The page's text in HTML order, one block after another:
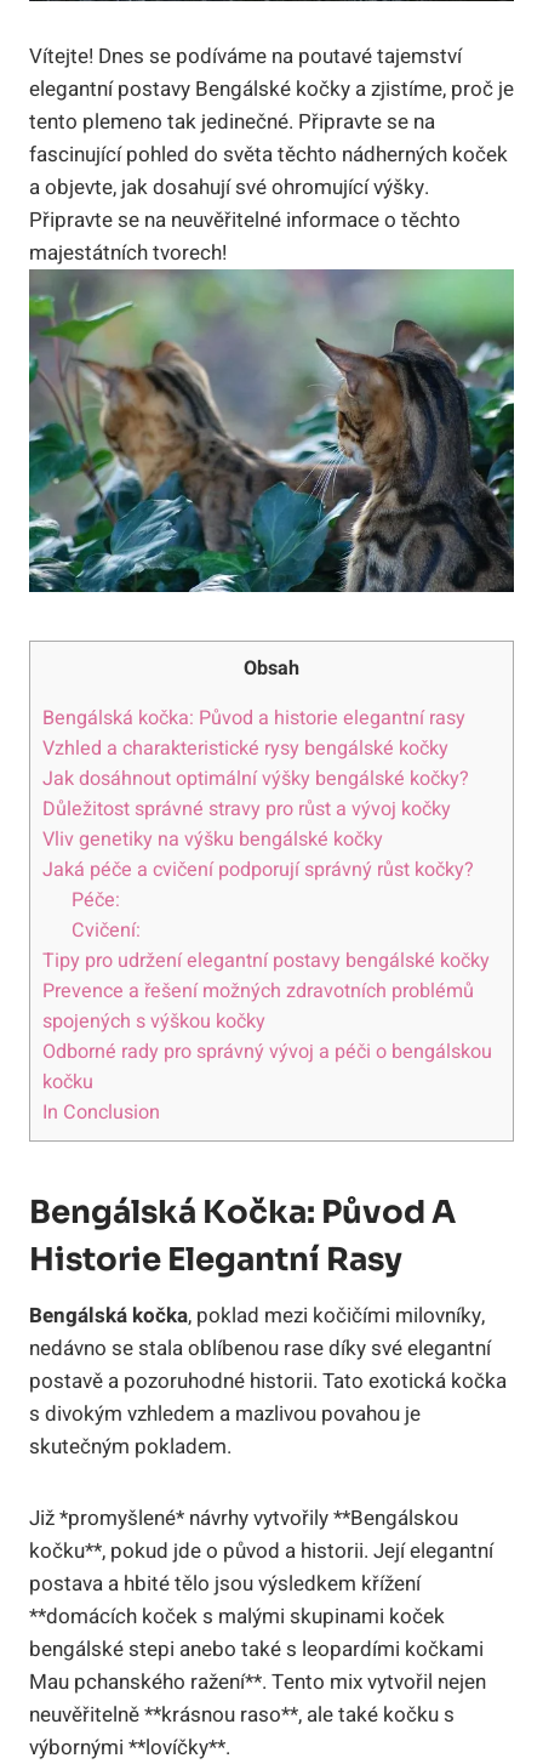
Vítejte! Dnes se podíváme na poutavé tajemství
elegantní postavy Bengálské kočky a zjistíme, proč je
tento plemeno tak jedinečné. Připravte se na
fascinující pohled do světa těchto nádherných koček
a objevte, jak dosahují své ohromující výšky.
Připravte se na neuvěřitelné informace o těchto
majestátních tvorech!
Obsah
Bengálská kočka: Původ a historie elegantní rasy
Vzhled a charakteristické rysy bengálské kočky
Jak dosáhnout optimální výšky bengálské kočky?
Důležitost správné stravy pro růst a vývoj kočky
Vliv genetiky na výšku bengálské kočky
Jaká péče a cvičení podporují správný růst kočky?
Péče:
Cvičení:
Tipy pro udržení elegantní postavy bengálské kočky
Prevence a řešení možných zdravotních problémů
spojených s výškou kočky
Odborné rady pro správný vývoj a péči o bengálskou
kočku
In Conclusion
Bengálská Kočka: Původ A
Historie Elegantní Rasy
Bengálská kočka, poklad mezi kočičími milovníky,
nedávno se stala oblíbenou rase díky své elegantní
postavě a pozoruhodné historii. Tato exotická kočka
s divokým vzhledem a mazlivou povahou je
skutečným pokladem.
Již *promyšlené* návrhy vytvořily **Bengálskou
kočku**, pokud jde o původ a historii. Její elegantní
postava a hbité tělo jsou výsledkem křížení
**domácích koček s malými skupinami koček
bengálské stepi anebo také s leopardími kočkami
Mau pchanského ražení**. Tento mix vytvořil nejen
neuvěřitelně **krásnou raso**, ale také kočku s
výbornými **lovíčky**.